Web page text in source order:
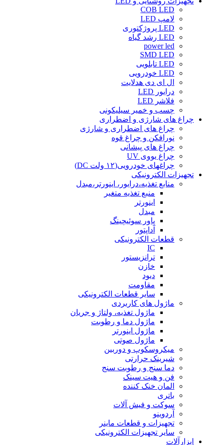
COB LED
لامپ LED
LED پروژکتوری
LED رشد گیاه
power led
SMD LED
LED تابلویی
LED خودرویی
ال ای دی هدلایت
درایور LED
فلاشر LED
چسب و خمیر سیلیکونی
چراغ های شارژی و اضطراری
چراغ های اضطراری و شارژی
نورافکن و چراغ قوه
چراغ های پیشانی
چراغ یووی UV
چراغهای خودرویی(۱۲ ولت DC)
تجهیزات الکترونیکی
منابع تغذیه،درایور، اینورتر،مبدل
منبع تغذیه متغیر
اینورتر
مبدل
پاور سوئیچینگ
آداپتور
قطعات الکترونیکی
IC
ترانزیستور
خازن
دیود
مقاومت
سایر قطعات الکترونیکی
ماژول های کاربردی
ماژول تغذیه، ولتاژ و جریان
ماژول دما و رطوبت
ماژول اینورتر
ماژول صوتی
میکروسکوپ و دوربین
شیرینک حرارتی
دما سنج و رطوبت سنج
فن و هیت سینک
المان خنک کننده
باتری
سوکت و فیش آلات
آردوینو
تجهیزات و قطعات ماینر
سایر تجهیزات الکترونیکی
ابزارآلات